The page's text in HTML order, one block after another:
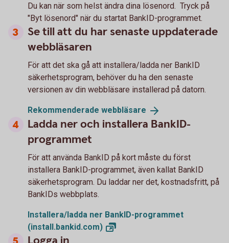
Du kan när som helst ändra dina lösenord. Tryck på
"Byt lösenord" när du startat BankID-programmet.
Se till att du har senaste uppdaterade
webbläsaren
För att det ska gå att installera/ladda ner BankID
säkerhetsprogram, behöver du ha den senaste
versionen av din webbläsare installerad på datorn.
Rekommenderade webbläsare
Ladda ner och installera BankID-
programmet
För att använda BankID på kort måste du först
installera BankID-programmet, även kallat BankID
säkerhetsprogram. Du laddar ner det, kostnadsfritt, på
BankIDs webbplats.
Installera/ladda ner BankID-programmet
(install.bankid.com)